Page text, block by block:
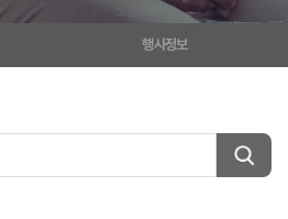
크
드
(
행사정보